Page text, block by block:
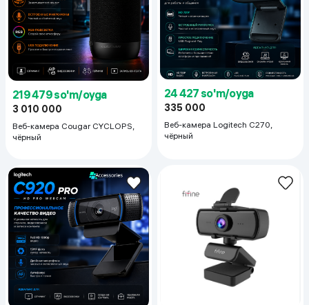
219 479 so'm/oyga
3 010 000
Веб-камера Cougar CYCLOPS,
чёрный
24 427 so'm/oyga
335 000
Веб-камера Logitech C270,
чёрный